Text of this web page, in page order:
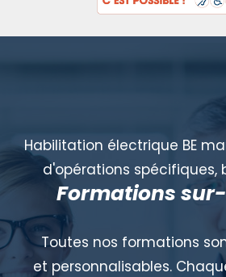
Habilitation électrique BE
d'opérations spécifiques,
Formations
Toutes nos formations
et personnalisables.